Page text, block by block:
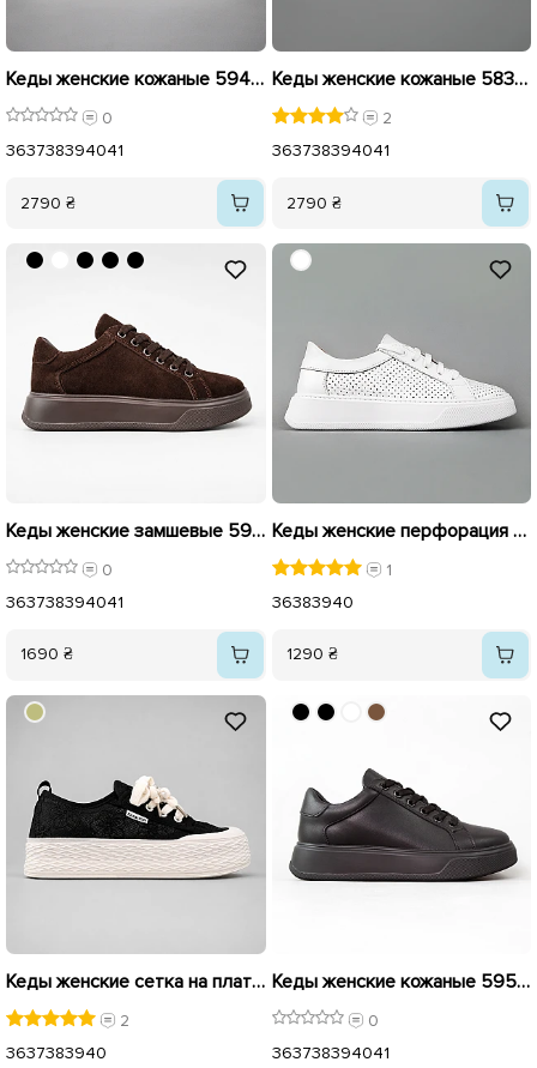
Кеды женские кожаные 594030 Белые
0
363738394041
2790 ₴
Кеды женские кожаные 583805 Белые
2
363738394041
2790 ₴
Кеды женские замшевые 595897 Коричневые
0
363738394041
1690 ₴
Кеды женские перфорация кожа 592098 Белые
1
36383940
1290 ₴
Кеды женские сетка на платформе 595414 Черные
2
3637383940
Кеды женские кожаные 595896 Черные
0
363738394041